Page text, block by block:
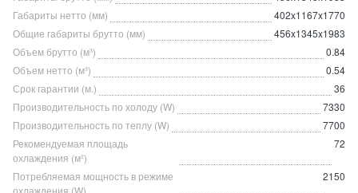
Габариты нетто (мм)
402x1167x1770
Общие габариты брутто (мм)
456x1345x1983
Объем брутто (м³)
0.84
Объем нетто (м³)
0.54
Срок гарантии (м.)
36
Производительность по холоду (W)
7330
Производительность по теплу (W)
7700
Рекомендуемая площадь
охлаждения (м²)
72
Потребляемая мощность в режиме
охлаждения (W)
2150